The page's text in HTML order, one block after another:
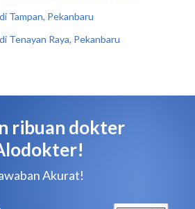
Tampan, Pekanbaru
Tenayan Raya, Pekanbaru